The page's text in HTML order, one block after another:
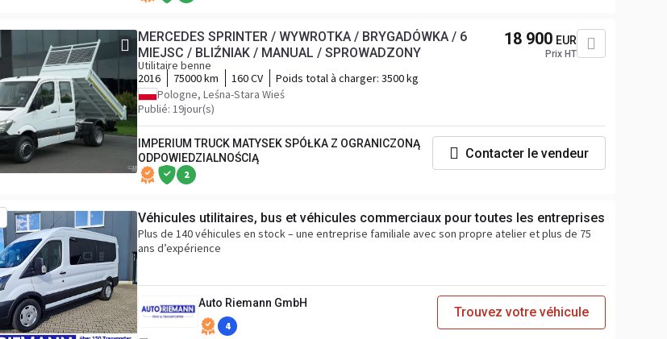
MERCEDES SPRINTER / WYWROTKA / BRYGADÓWKA / 6
MIEJSC / BLIŹNIAK / MANUAL / SPROWADZONY
Utilitaire benne
2016
75000 km 160 CV Poids total à charger: 3500 kg
Pologne, Leśna-Stara Wieś
Publié: 19jour(s)
18 900 EUR
Prix HT
IMPERIUM TRUCK MATYSEK SPÓŁKA Z OGRANICZONĄ
ODPOWIEDZIALNOŚCIĄ
2
Contacter le vendeur
Véhicules utilitaires, bus et véhicules commerciaux pour toutes les entreprises
Plus de 140 véhicules en stock – une entreprise familiale avec son propre atelier et plus de 75
ans d’expérience
Auto Riemann GmbH
4
Trouvez votre véhicule